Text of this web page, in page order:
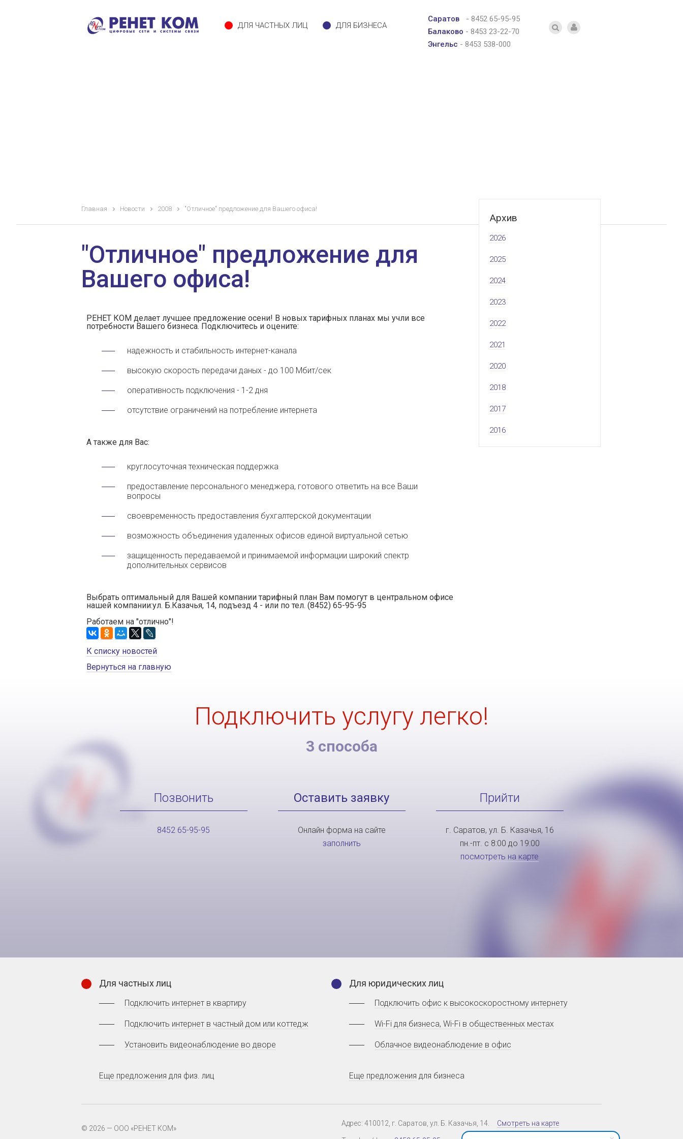
ДЛЯ ЧАСТНЫХ ЛИЦ ДЛЯ БИЗНЕСА
Саратов - 8452 65-95-95
Балаково - 8453 23-22-70
Энгельс - 8453 538-000
Архив
2026
2025
2024
2023
2022
2021
2020
2018
2017
2016
Главная Новости 2008 "Отличное" предложение для Вашего офиса!
"Отличное" предложение для
Вашего офиса!
РЕНЕТ КОМ делает лучшее предложение осени! В новых тарифных планах мы учли все
потребности Вашего бизнеса. Подключитесь и оцените:
надежность и стабильность интернет-канала
высокую скорость передачи даных - до 100 Мбит/сек
оперативность подключения - 1-2 дня
отсутствие ограничений на потребление интернета
А также для Вас:
круглосуточная техническая поддержка
предоставление персонального менеджера, готового ответить на все Ваши
вопросы
своевременность предоставления бухгалтерской документации
возможность объединения удаленных офисов единой виртуальной сетью
защищенность передаваемой и принимаемой информации широкий спектр
дополнительных сервисов
Выбрать оптимальный для Вашей компании тарифный план Вам помогут в центральном офисе
нашей компании:ул. Б.Казачья, 14, подъезд 4 - или по тел. (8452) 65-95-95
Работаем на "отлично"!
К списку новостей
Вернуться на главную
Подключить услугу легко!
3 способа
Позвонить
8452 65-95-95
Оставить заявку
Онлайн форма на сайте
заполнить
Прийти
г. Саратов, ул. Б. Казачья, 16
пн.-пт. с 8:00 до 19:00
посмотреть на карте
Для частных лиц
Подключить интернет в квартиру
Подключить интернет в частный дом или коттедж
Установить видеонаблюдение во дворе
Еще предложения для физ. лиц
Для юридических лиц
Подключить офис к высокоскоростному интернету
Wi-Fi для бизнеса, Wi-Fi в общественных местах
Облачное видеонаблюдение в офис
Еще предложения для бизнеса
© 2026 — ООО «РЕНЕТ КОМ»
Адрес: 410012, г. Саратов, ул. Б. Казачья, 14. Смотреть на карте